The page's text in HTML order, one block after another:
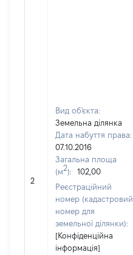
2
Вид об'єкта:
Земельна ділянка
Дата набуття права:
07.10.2016
Загальна площа
(м2):
102,00
Реєстраційний
номер (кадастровий
номер для
земельної ділянки):
[Конфіденційна
інформація]